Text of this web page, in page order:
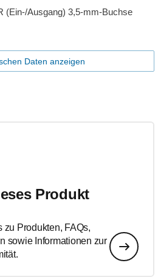
(Ein-/Ausgang) 3,5-mm-Buchse
Daten anzeigen
Produkt
zu Produkten, FAQs,
sowie Informationen zur